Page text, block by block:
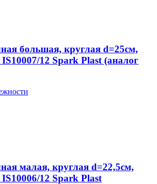
большая, круглая d=25см,
IS10007/12 Spark Plast (аналог
малая, круглая d=22,5см,
IS10006/12 Spark Plast